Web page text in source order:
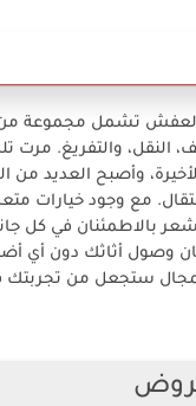
تشمل مجموعة من
النقل، والتفريغ. مرت
وأصبح العديد من
مع وجود خيارات
بالاطمئنان في كل
وصول أثاثك دون أي
ستجعل من تجربتك